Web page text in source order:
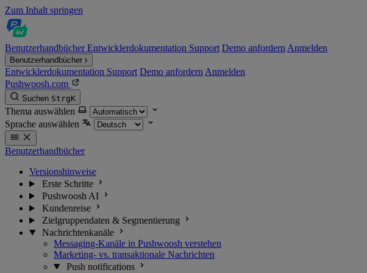
Zum Inhalt springen
BenutzerhandbücherEntwicklerdokumentation Support Demo anfordern Anmelden
Benutzerhandbücher
Entwicklerdokumentation Support Demo anfordern Anmelden
Pushwoosh.com
Suchen StrgK
Thema auswählen
Sprache auswählen
Benutzerhandbücher
Versionshinweise
Erste Schritte
Pushwoosh AI
Kundenreise
Zielgruppendaten & Segmentierung
Nachrichtenkanäle
Messaging-Kanäle in Pushwoosh verstehen
Marketing- vs. transaktionale Nachrichten
Push notifications